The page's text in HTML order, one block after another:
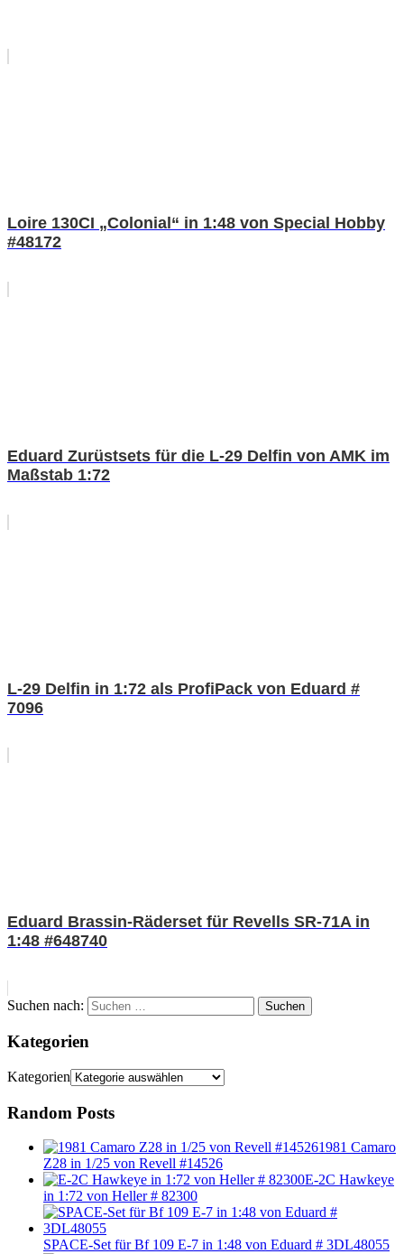
Loire 130CI „Colonial“ in 1:48 von Special Hobby
#48172
Eduard Zurüstsets für die L-29 Delfin von AMK im
Maßstab 1:72
L-29 Delfin in 1:72 als ProfiPack von Eduard #
7096
Eduard Brassin-Räderset für Revells SR-71A in
1:48 #648740
Suchen nach: Suchen
Kategorien
Kategorien
Random Posts
1981 Camaro
Z28 in 1/25 von Revell #14526
E-2C Hawkeye
in 1:72 von Heller # 82300
SPACE-Set für Bf 109 E-7 in 1:48 von Eduard # 3DL48055